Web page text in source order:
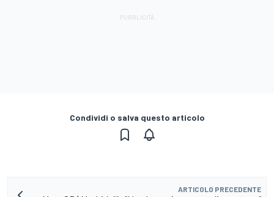
Condividi o salva questo articolo
ARTICOLO PRECEDENTE